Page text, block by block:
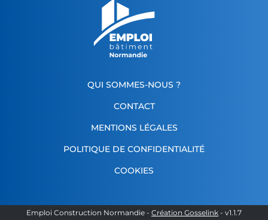
QUI SOMMES-NOUS ?
CONTACT
MENTIONS LÉGALES
POLITIQUE DE CONFIDENTIALITÉ
COOKIES
Emploi Construction Normandie - Création Gosselink - v1.1.7